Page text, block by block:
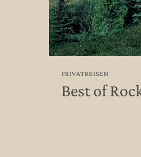
PRIVATREISEN
Best of